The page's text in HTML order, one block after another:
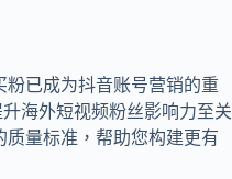
已成为抖音账号营销的重
海外短视频粉丝影响力至关
质量标准，帮助您构建更有